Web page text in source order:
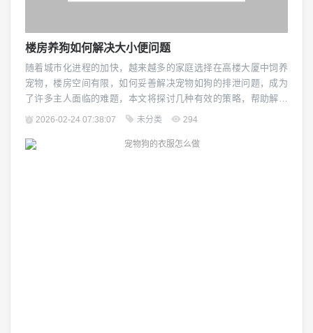
楼房养狗如何解决大小便问题
随着城市化进程的加快，越来越多的家庭选择在高楼大厦中饲养
宠物，楼房空间有限，如何妥善解决宠物如狗的排泄问题，成为
了许多主人面临的难题，本文将探讨几种有效的策略，帮助解决
楼房养狗时遇到的“大小便”问题。 建立固定的排泄时间是基础，对
焦虑和压力，主人可以设定每天固定的时间带狗狗外出排泄，无
2026-02-24 07:38:07 未分类 294